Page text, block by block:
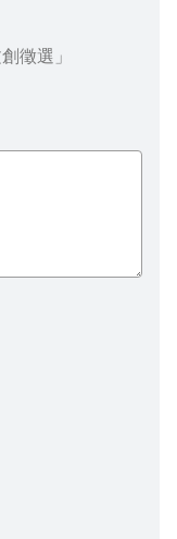
徵選」